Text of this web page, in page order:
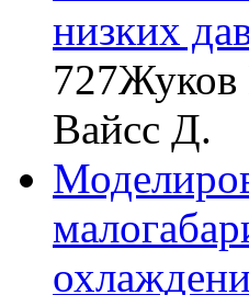
низких
727Жуков
Вайсс Д.